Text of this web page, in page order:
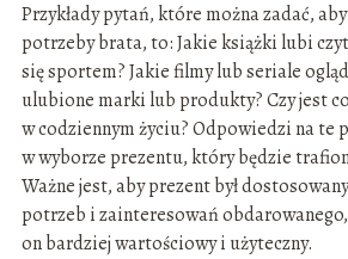
Przykłady pytań, które można zadać,
potrzeby brata, to: Jakie książki lubi
się sportem? Jakie filmy lub seriale
ulubione marki lub produkty? Czy jest
w codziennym życiu? Odpowiedzi na te
w wyborze prezentu, który będzie
Ważne jest, aby prezent był
potrzeb i zainteresowań
on bardziej wartościowy i użyteczny.